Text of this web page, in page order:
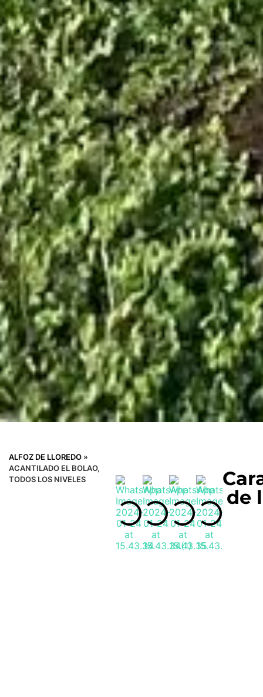
ALFOZ DE LLOREDO »
ACANTILADO EL BOLAO,
TODOS LOS NIVELES
de